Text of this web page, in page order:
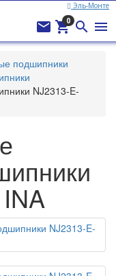
Эль-Монте
Ваш город —Эль-Монте
 
0  
подшипники
NJ2313-E-